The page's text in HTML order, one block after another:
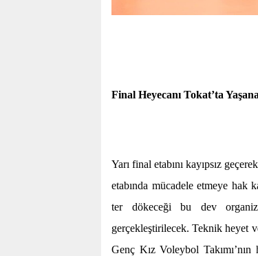
Final Heyecanı Tokat’ta
Yarı final etabını kayıpsız
etabında mücadele etmeye hak
ter dökeceği bu dev
gerçekleştirilecek. Teknik heyet
Genç Kız Voleybol